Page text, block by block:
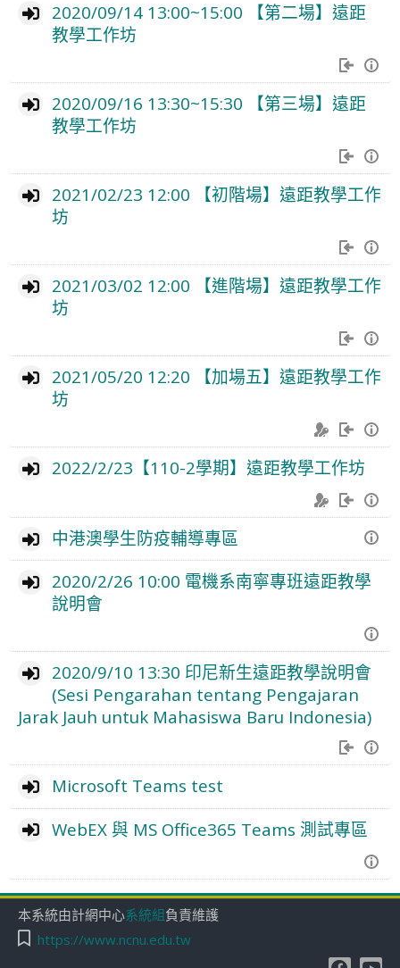
2020/09/14 13:00~15:00 【第二場】遠距
教學工作坊
2020/09/16 13:30~15:30 【第三場】遠距
教學工作坊
2021/02/23 12:00 【初階場】遠距教學工作
坊
2021/03/02 12:00 【進階場】遠距教學工作
坊
2021/05/20 12:20 【加場五】遠距教學工作
坊
2022/2/23【110-2學期】遠距教學工作坊
中港澳學生防疫輔導專區
2020/2/26 10:00 電機系南寧專班遠距教學
說明會
2020/9/10 13:30 印尼新生遠距教學說明會
(Sesi Pengarahan tentang Pengajaran
Jarak Jauh untuk Mahasiswa Baru Indonesia)
Microsoft Teams test
WebEX 與 MS Office365 Teams 測試專區
本系統由計網中心系統組負責維護
https://www.ncnu.edu.tw